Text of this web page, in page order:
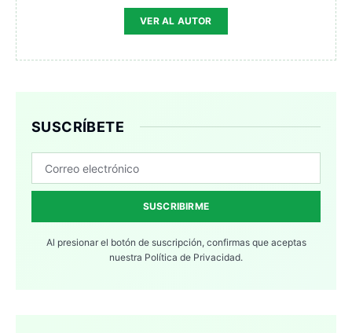
VER AL AUTOR
SUSCRÍBETE
SUSCRIBIRME
Al presionar el botón de suscripción, confirmas que aceptas
nuestra Política de Privacidad.